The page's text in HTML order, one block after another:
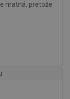
matná, pretože